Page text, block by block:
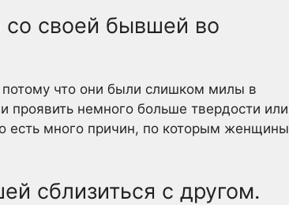
своей бывшей во
что они были слишком милы в
проявить немного больше твердости или
есть много причин, по которым женщины
сблизиться с другом.